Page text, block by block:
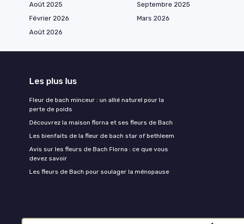
Août 2025
Septembre 2025
Février 2026
Mars 2026
Août 2026
Les plus lus
Fleur de bach minceur : un allié naturel pour la
perte de poids
Découvrez la maison florna et ses fleurs de Bach
Les bienfaits de la fleur de bach star of bethleem
Avis sur les fleurs de Bach Florna : ce que vous
devez savoir
Les fleurs de Bach pour soulager la ménopause